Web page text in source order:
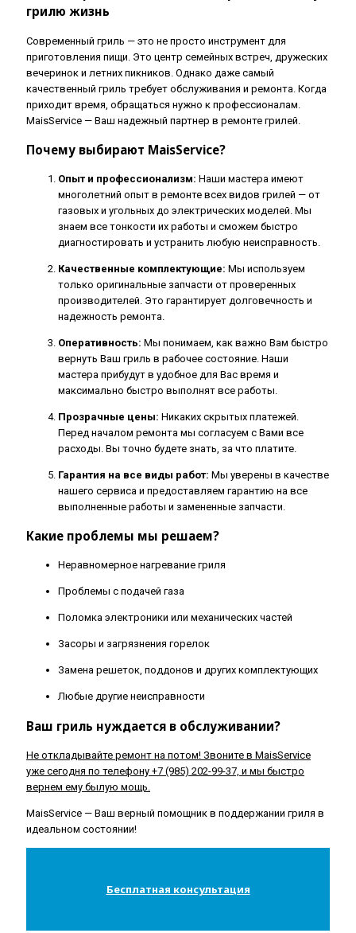
грилю жизнь
Современный гриль — это не просто инструмент для
приготовления пищи. Это центр семейных встреч, дружеских
вечеринок и летних пикников. Однако даже самый
качественный гриль требует обслуживания и ремонта. Когда
приходит время, обращаться нужно к профессионалам.
MaisService — Ваш надежный партнер в ремонте грилей.
Почему выбирают MaisService?
Опыт и профессионализм: Наши мастера имеют
многолетний опыт в ремонте всех видов грилей — от
газовых и угольных до электрических моделей. Мы
знаем все тонкости их работы и сможем быстро
диагностировать и устранить любую неисправность.
Качественные комплектующие: Мы используем
только оригинальные запчасти от проверенных
производителей. Это гарантирует долговечность и
надежность ремонта.
Оперативность: Мы понимаем, как важно Вам быстро
вернуть Ваш гриль в рабочее состояние. Наши
мастера прибудут в удобное для Вас время и
максимально быстро выполнят все работы.
Прозрачные цены: Никаких скрытых платежей.
Перед началом ремонта мы согласуем с Вами все
расходы. Вы точно будете знать, за что платите.
Гарантия на все виды работ: Мы уверены в качестве
нашего сервиса и предоставляем гарантию на все
выполненные работы и замененные запчасти.
Какие проблемы мы решаем?
Неравномерное нагревание гриля
Проблемы с подачей газа
Поломка электроники или механических частей
Засоры и загрязнения горелок
Замена решеток, поддонов и других комплектующих
Любые другие неисправности
Ваш гриль нуждается в обслуживании?
Не откладывайте ремонт на потом! Звоните в MaisService
уже сегодня по телефону +7 (985) 202-99-37, и мы быстро
вернем ему былую мощь.
MaisService — Ваш верный помощник в поддержании гриля в
идеальном состоянии!
Бесплатная консультация